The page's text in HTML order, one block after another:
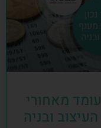
מאחורי
ובניה